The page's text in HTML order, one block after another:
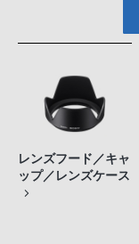
レンズフード／キャ
ップ／レンズケース